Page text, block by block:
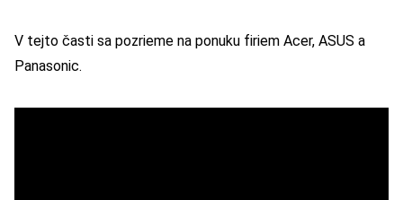
V tejto časti sa pozrieme na ponuku firiem Acer, ASUS a
Panasonic.